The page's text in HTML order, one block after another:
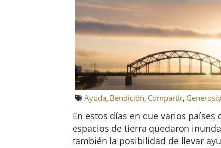
Ayuda, Bendición, Compartir,
En estos días en que varios
espacios de tierra quedaron
también la posibilidad de llevar